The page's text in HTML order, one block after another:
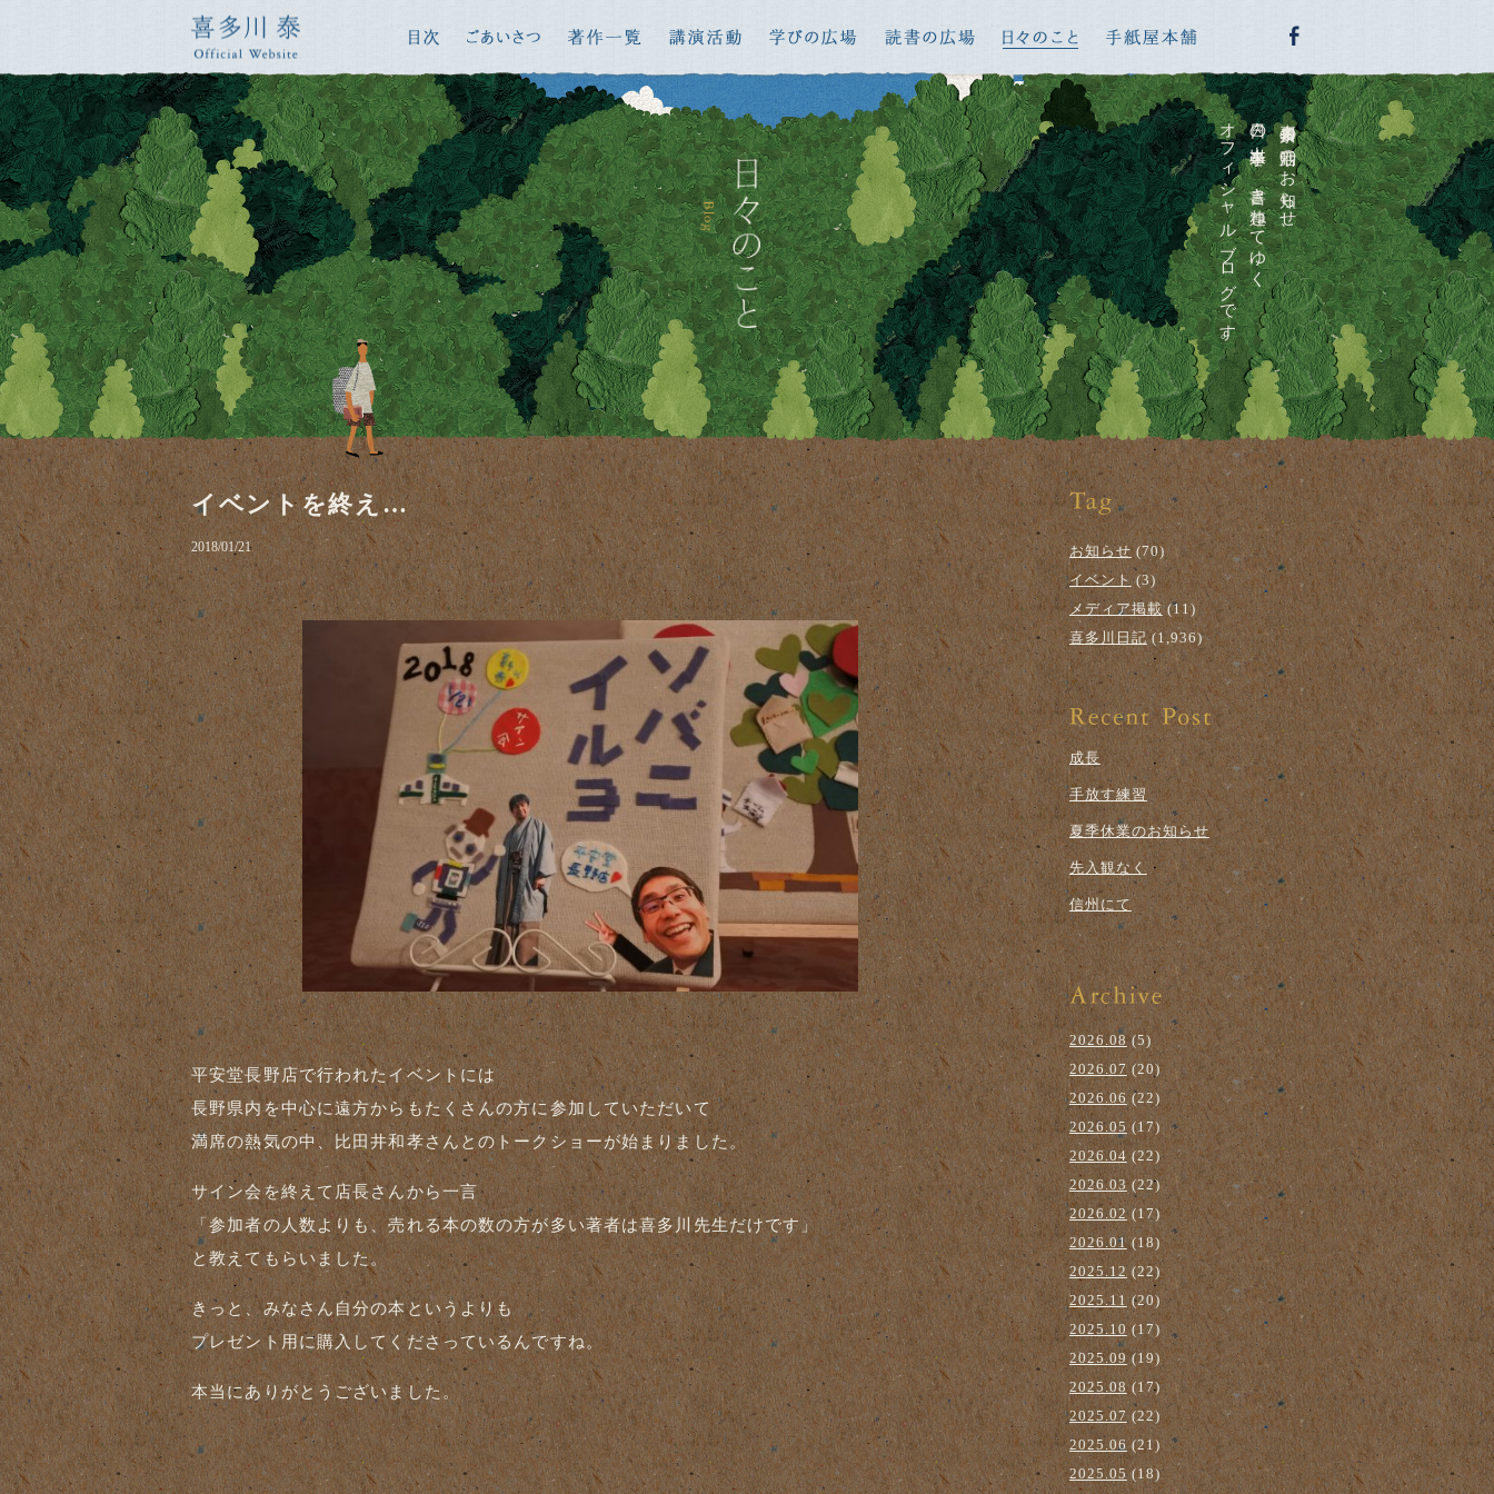
喜多川泰の活動のお知らせ、
日々の出来事を、書き連ねてゆく
オフィシャルブログです。
イベントを終え…
2018/01/21
平安堂長野店で行われたイベントには
長野県内を中心に遠方からもたくさんの方に参加していただいて
満席の熱気の中、比田井和孝さんとのトークショーが始まりました。
サイン会を終えて店長さんから一言
「参加者の人数よりも、売れる本の数の方が多い著者は喜多川先生だけです」
と教えてもらいました。
きっと、みなさん自分の本というよりも
プレゼント用に購入してくださっているんですね。
本当にありがとうございました。
お知らせ(70)
イベント (3)
メディア掲載(11)
喜多川日記(1,936)
成長
手放す練習
夏季休業のお知らせ
先入観なく
信州にて
2026.08(5)
2026.07(20)
2026.06(22)
2026.05(17)
2026.04 (22)
2026.03(22)
2026.02(17)
2026.01(18)
2025.12(22)
2025.11 (20)
2025.10(17)
2025.09(19)
2025.08(17)
2025.07(22)
2025.06(21)
2025.05(18)